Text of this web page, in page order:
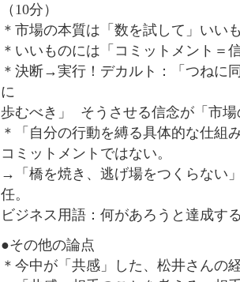
（10分）
＊市場の本質は「数を試して」いい
＊いいものには「コミットメント＝
＊決断→実行！デカルト：「つねに
に
歩むべき」 そうさせる信念が「市
＊「自分の行動を縛る具体的な仕組
コミットメントではない。
→「橋を焼き、逃げ場をつくらない
任。
ビジネス用語：何があろうと達成す
●その他の論点
＊今中が「共感」した、松井さんの